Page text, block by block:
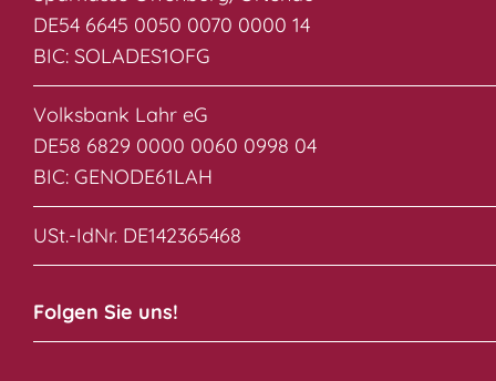
DE54 6645 0050 0070 0000 14
BIC: SOLADES1OFG
Volksbank Lahr eG
DE58 6829 0000 0060 0998 04
BIC: GENODE61LAH
USt.-IdNr. DE142365468
Folgen Sie uns!